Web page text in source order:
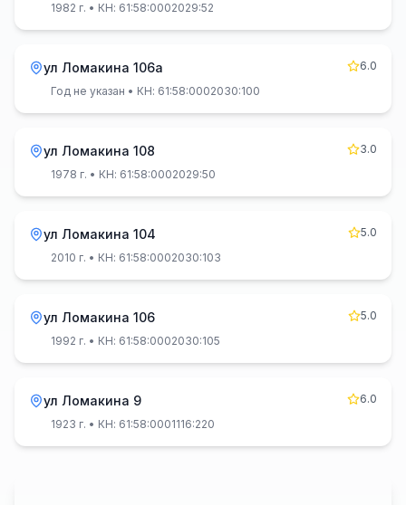
1982 г. • КН: 61:58:0002029:52
ул Ломакина 106а
6.0
Год не указан • КН: 61:58:0002030:100
ул Ломакина 108
3.0
1978 г. • КН: 61:58:0002029:50
ул Ломакина 104
5.0
2010 г. • КН: 61:58:0002030:103
ул Ломакина 106
5.0
1992 г. • КН: 61:58:0002030:105
ул Ломакина 9
6.0
1923 г. • КН: 61:58:0001116:220